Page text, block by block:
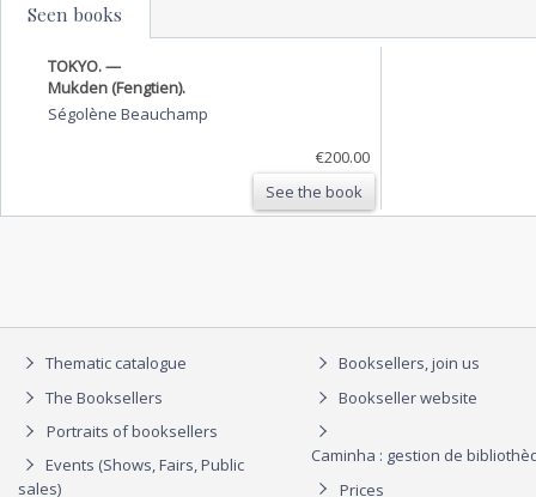
Seen books
TOKYO. —
Mukden (Fengtien).
Ségolène Beauchamp
€200.00
See the book
Thematic catalogue
The Booksellers
Portraits of booksellers
Events (Shows, Fairs, Public
sales)
Booksellers, join us
Bookseller website
Caminha : gestion de
Prices